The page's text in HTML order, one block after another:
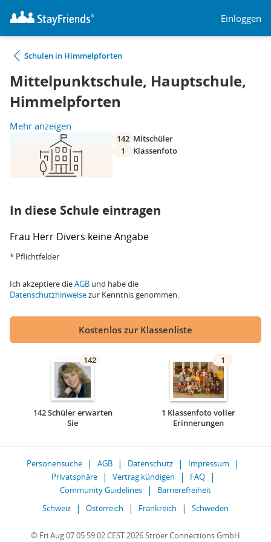
Einloggen
Schulen in Himmelpforten
Mittelpunktschule, Hauptschule,
Himmelpforten
Mehr anzeigen
142 Mitschüler
1
Klassenfoto
In diese Schule eintragen
Frau Herr Divers keine Angabe
* Pflichtfelder
Ich akzeptiere dieAGB und habe die
Datenschutzhinweisezur Kenntnis genommen.
Kostenlos zur Klassenliste
142
142 Schüler erwarten
Sie
1
1 Klassenfoto voller
Erinnerungen
Personensuche AGB Datenschutz
Impressum
Privatsphäre
Vertrag kündigen
FAQ
Community Guidelines
Barrierefreiheit
Schweiz
Österreich Frankreich Schweden
© Fri Aug 07 05:59:02 CEST 2026 Ströer Connections GmbH